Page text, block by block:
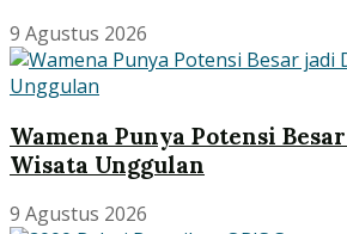
9 Agustus 2026
Wamena Punya Potensi
Wisata Unggulan
9 Agustus 2026